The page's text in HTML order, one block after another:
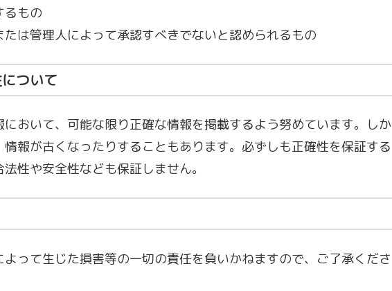
るもの
は管理人によって承認すべきでないと認められるもの
ついて
おいて、可能な限り正確な情報を掲載するよう努めています。しか
報が古くなったりすることもあります。必ずしも正確性を保証する
性や安全性なども保証しません。
って生じた損害等の一切の責任を負いかねますので、ご了承くださ